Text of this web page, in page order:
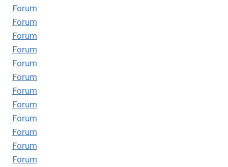
Forum
Forum
Forum
Forum
Forum
Forum
Forum
Forum
Forum
Forum
Forum
Forum